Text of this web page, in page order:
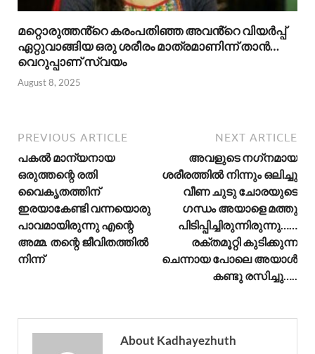
മറ്റൊരുത്തൻ്റെ കരംപതിഞ്ഞ അവൻ്റെ വിയർപ്പ്
ഏറ്റുവാങ്ങിയ ഒരു ശരീരം മാത്രമാണിന്ന് താൻ…
വെറുപ്പാണ് സ്വയം
August 8, 2025
PREVIOUS ARTICLE
പകൽ മാന്യനായ
ഒരുത്തന്റെ രതി
വൈകൃതത്തിന്
ഇരയാകേണ്ടി വന്നയൊരു
പാവമായിരുന്നു എന്റെ
അമ്മ. തന്റെ ജീവിതത്തിൽ
നിന്ന്
NEXT ARTICLE
അവളുടെ നഗ്‌നമായ
ശരീരത്തിൽ നിന്നും ഒലിച്ചു
വീണ ചുടു ചോരയുടെ
ഗന്ധം അയാളെ മത്തു
പിടിപ്പിച്ചിരുന്നിരുന്നു……
രക്തമൂറ്റി കുടിക്കുന്ന
ചെന്നായ പോലെ അയാൾ
കണ്ടു രസിച്ചു…..
About Kadhayezhuth